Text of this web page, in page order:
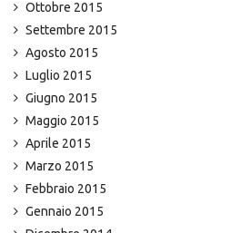
Ottobre 2015
Settembre 2015
Agosto 2015
Luglio 2015
Giugno 2015
Maggio 2015
Aprile 2015
Marzo 2015
Febbraio 2015
Gennaio 2015